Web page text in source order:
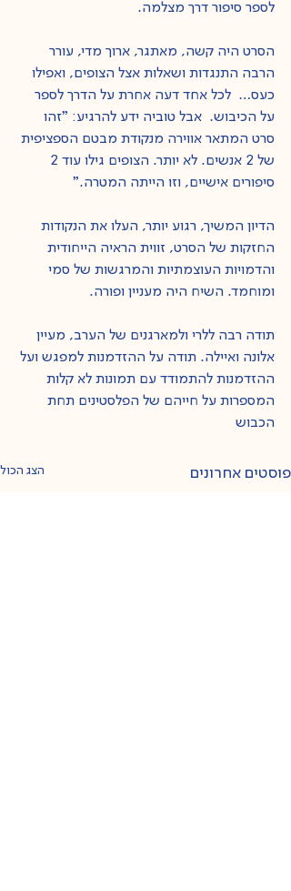
לספר סיפור דרך מצלמה.
הסרט היה קשה, מאתגר, ארוך מדי, עורר
הרבה התנגדות ושאלות אצל הצופים, ואפילו
כעס…  לכל אחד דעה אחרת על הדרך לספר
על הכיבוש.  אבל טוביה ידע להרגיע: ״זהו
סרט המתאר אווירה מנקודת מבטם הספציפית
סיפורים אישיים, וזו הייתה המטרה.״
הדיון המשיך, רגוע יותר, העלו את הנקודות
החזקות של הסרט, זווית הראיה הייחודית
והדמויות העוצמתיות והמרגשות של סמי
ומוחמד. השיח היה מעניין ופורה.
תודה רבה ללרי ולמארגנים של הערב, מעיין
אלונה ואיילה. תודה על ההזדמנות למפגש ועל
ההזדמנות להתמודד עם תמונות לא קלות
המספרות על חייהם של הפלסטינים תחת
הכבוש
פוסטים אחרונים הצג הכול